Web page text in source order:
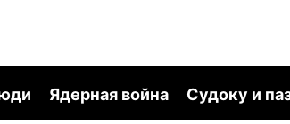
Ядерная война Судоку и